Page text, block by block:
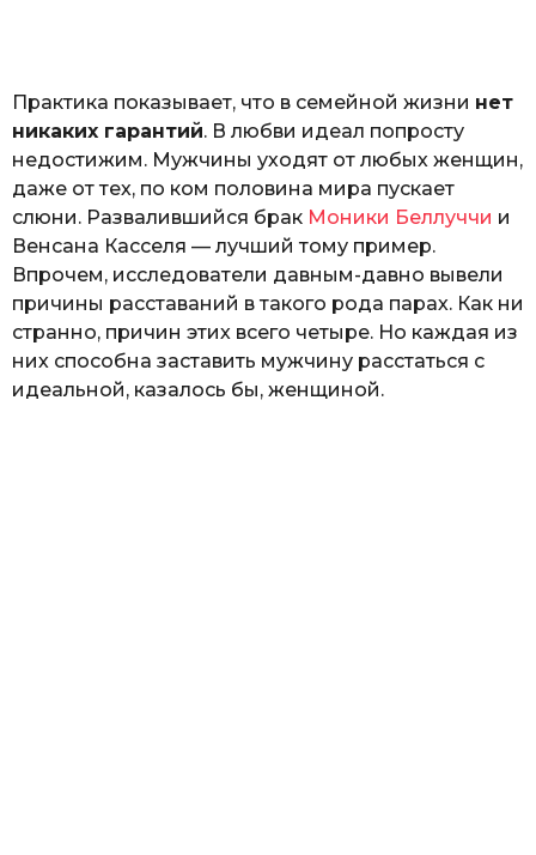
Практика показывает, что в семейной жизни нет
никаких гарантий. В любви идеал попросту
недостижим. Мужчины уходят от любых женщин,
даже от тех, по ком половина мира пускает
слюни. Развалившийся брак Моники Беллуччи и
Венсана Касселя — лучший тому пример.
Впрочем, исследователи давным-давно вывели
причины расставаний в такого рода парах. Как ни
странно, причин этих всего четыре. Но каждая из
них способна заставить мужчину расстаться с
идеальной, казалось бы, женщиной.